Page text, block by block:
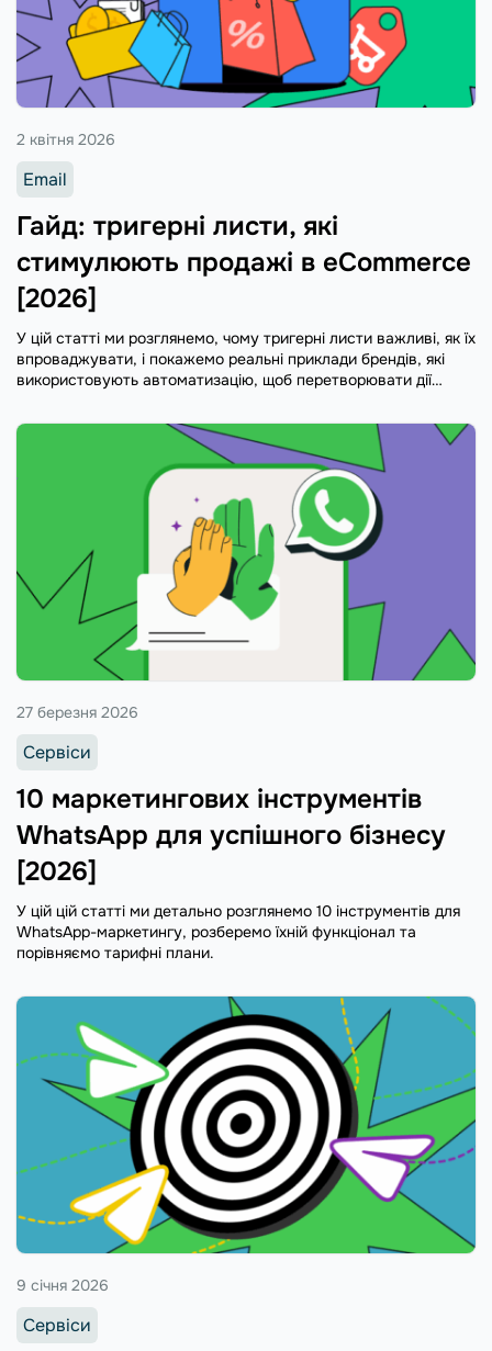
Гайд: тригерні листи, які
стимулюють продажі в eCommerce
[2026]
2 квітня 2026
Email
У цій статті ми розглянемо, чому тригерні листи важливі, як їх
впроваджувати, і покажемо реальні приклади брендів, які
використовують автоматизацію, щоб перетворювати дії
10 маркетингових інструментів
WhatsApp для успішного бізнесу
[2026]
27 березня 2026
Сервіси
У цій цій статті ми детально розглянемо 10 інструментів для
WhatsApp-маркетингу, розберемо їхній функціонал та
порівняємо тарифні плани.
9 січня 2026
Сервіси